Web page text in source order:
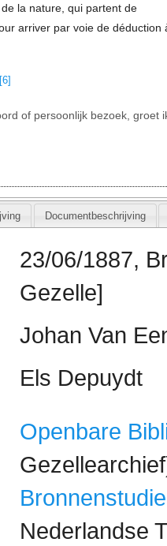
la nature, qui partent de
arriver par voie de déduction
[6]
of persoonlijk bezoek, groet
Documentbeschrijving
23/06/1887,
Gezelle]
Johan Van
Els Depuydt
Openbare
Bronnenstudie
Nederlandse